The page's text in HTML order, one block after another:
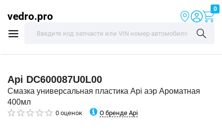
vedro.pro
0
Api DC600087U0L00
Смазка универсальная пластика Api аэр Ароматная
400мл
0 оценок О бренде Api